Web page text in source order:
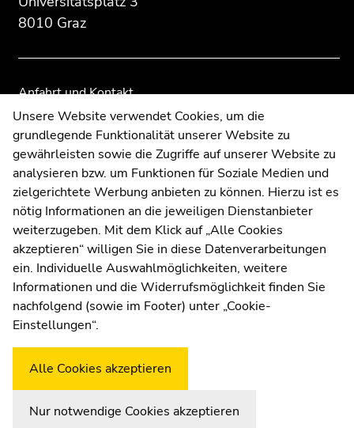
8010 Graz
Anfahrt und Kontakt
Kommunikation und Öffentlichkeitsarbeit
Moodle
UNIGRAZonline
Impressum
Datenschutzerklärung
Cookie-Einstellungen
Barrierefreiheitserklärung
WetterstationUni Graz
Unsere Website verwendet Cookies, um die
grundlegende Funktionalität unserer Website zu
gewährleisten sowie die Zugriffe auf unserer Website zu
analysieren bzw. um Funktionen für Soziale Medien und
zielgerichtete Werbung anbieten zu können. Hierzu ist es
nötig Informationen an die jeweiligen Dienstanbieter
weiterzugeben. Mit dem Klick auf „Alle Cookies
akzeptieren“ willigen Sie in diese Datenverarbeitungen
ein. Individuelle Auswahlmöglichkeiten, weitere
Informationen und die Widerrufsmöglichkeit finden Sie
nachfolgend (sowie im Footer) unter „Cookie-
Einstellungen“.
Alle Cookies akzeptieren
Nur notwendige Cookies akzeptieren